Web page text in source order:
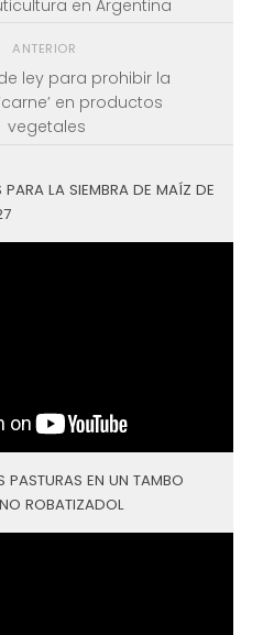
en Argentina
ANTERIOR
ley para prohibir la
en productos
vegetales
LA SIEMBRA DE MAÍZ DE
PASTURAS EN UN TAMBO
ROBATIZADOL